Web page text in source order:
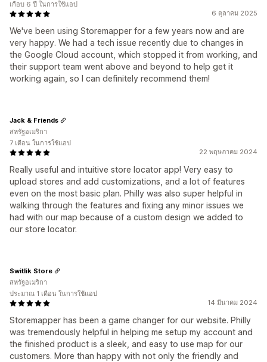
6 ตุลาคม 2025
We've been using Storemapper for a few years now and are
very happy. We had a tech issue recently due to changes in
the Google Cloud account, which stopped it from working, and
their support team went above and beyond to help get it
working again, so I can definitely recommend them!
เกือบ 6 ปี ในการใช้แอป
22 พฤษภาคม 2024
Really useful and intuitive store locator app! Very easy to
upload stores and add customizations, and a lot of features
even on the most basic plan. Philly was also super helpful in
walking through the features and fixing any minor issues we
had with our map because of a custom design we added to
our store locator.
Jack & Friends
สหรัฐอเมริกา
7 เดือน ในการใช้แอป
14 มีนาคม 2024
Storemapper has been a game changer for our website. Philly
was tremendously helpful in helping me setup my account and
the finished product is a sleek, and easy to use map for our
customers. More than happy with not only the friendly and
Switlik Store
สหรัฐอเมริกา
ประมาณ 1 เดือน ในการใช้แอป